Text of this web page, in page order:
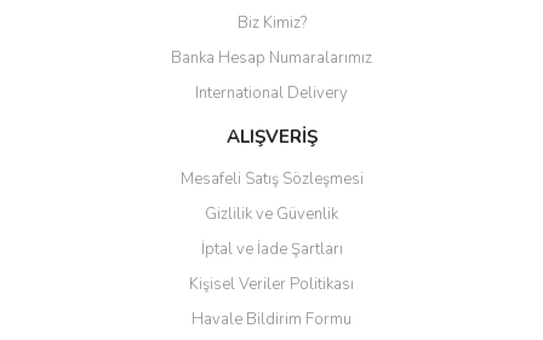
Biz Kimiz?
Banka Hesap Numaralarımız
International Delivery
ALIŞVERİŞ
Mesafeli Satış Sözleşmesi
Gizlilik ve Güvenlik
İptal ve İade Şartları
Kişisel Veriler Politikası
Havale Bildirim Formu